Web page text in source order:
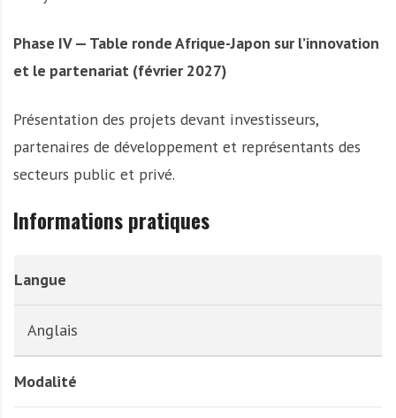
Phase IV — Table ronde Afrique-Japon sur l’innovation
et le partenariat (février 2027)
Présentation des projets devant investisseurs,
partenaires de développement et représentants des
secteurs public et privé.
Informations pratiques
Langue
Anglais
Modalité